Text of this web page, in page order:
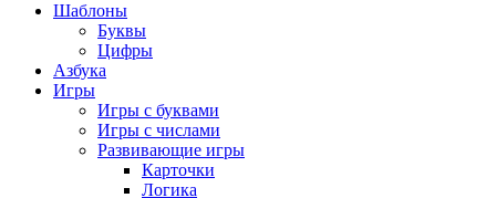
Шаблоны
Буквы
Цифры
Азбука
Игры
Игры с буквами
Игры с числами
Развивающие игры
Карточки
Логика